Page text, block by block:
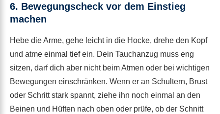
6. Bewegungscheck vor dem Einstieg
machen
Hebe die Arme, gehe leicht in die Hocke, drehe den Kopf
und atme einmal tief ein. Dein Tauchanzug muss eng
sitzen, darf dich aber nicht beim Atmen oder bei wichtigen
Bewegungen einschränken. Wenn er an Schultern, Brust
oder Schritt stark spannt, ziehe ihn noch einmal an den
Beinen und Hüften nach oben oder prüfe, ob der Schnitt